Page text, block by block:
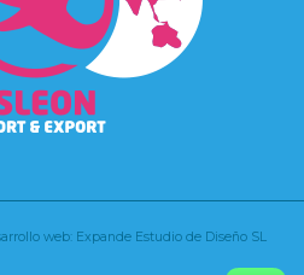
web: Expande Estudio de Diseño SL